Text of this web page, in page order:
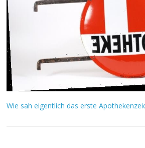
Wie sah eigentlich das erste